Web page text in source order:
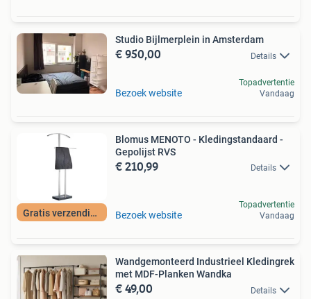
Studio Bijlmerplein in Amsterdam
€ 950,00 Details
Bezoek website
Topadvertentie
Vandaag
Gratis verzending
Blomus MENOTO - Kledingstandaard -
Gepolijst RVS
€ 210,99 Details
Bezoek website
Topadvertentie
Vandaag
Wandgemonteerd Industrieel Kledingrek
met MDF-Planken Wandka
€ 49,00 Details